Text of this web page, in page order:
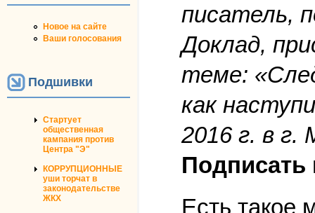
Новое на сайте
Ваши голосования
Подшивки
Стартует
общественная
кампания против
Центра "Э"
КОРРУПЦИОННЫЕ
уши торчат в
законодательстве
ЖКХ
писатель,
Доклад,
теме:
как
2016 г. в г.
Подписать
Есть такое